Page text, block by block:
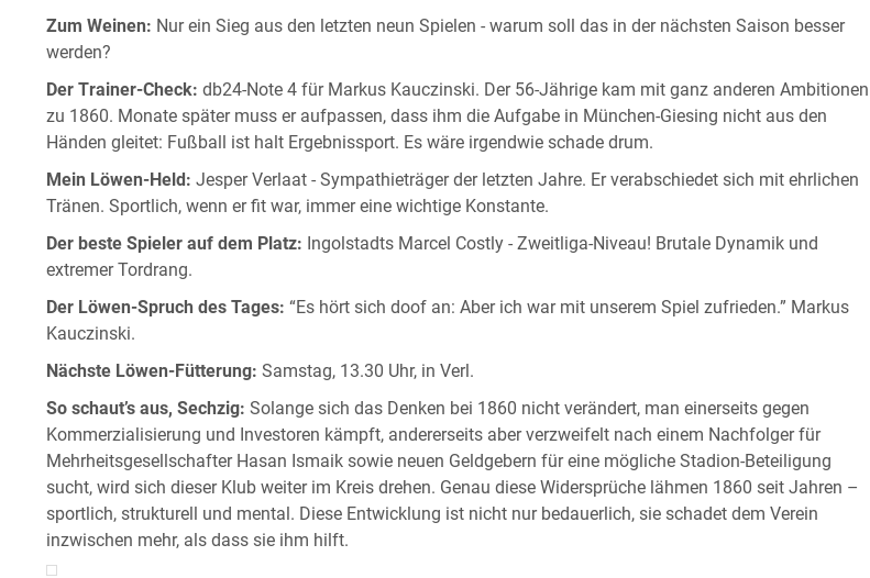
Zum Weinen: Nur ein Sieg aus den letzten neun Spielen - warum soll das in der nächsten Saison besser
werden?
Der Trainer-Check: db24-Note 4 für Markus Kauczinski. Der 56-Jährige kam mit ganz anderen Ambitionen
zu 1860. Monate später muss er aufpassen, dass ihm die Aufgabe in München-Giesing nicht aus den
Händen gleitet: Fußball ist halt Ergebnissport. Es wäre irgendwie schade drum.
Mein Löwen-Held: Jesper Verlaat - Sympathieträger der letzten Jahre. Er verabschiedet sich mit ehrlichen
Tränen. Sportlich, wenn er fit war, immer eine wichtige Konstante.
Der beste Spieler auf dem Platz: Ingolstadts Marcel Costly - Zweitliga-Niveau! Brutale Dynamik und
extremer Tordrang.
Der Löwen-Spruch des Tages: “Es hört sich doof an: Aber ich war mit unserem Spiel zufrieden.” Markus
Kauczinski.
Nächste Löwen-Fütterung: Samstag, 13.30 Uhr, in Verl.
So schaut’s aus, Sechzig: Solange sich das Denken bei 1860 nicht verändert, man einerseits gegen
Kommerzialisierung und Investoren kämpft, andererseits aber verzweifelt nach einem Nachfolger für
Mehrheitsgesellschafter Hasan Ismaik sowie neuen Geldgebern für eine mögliche Stadion-Beteiligung
sucht, wird sich dieser Klub weiter im Kreis drehen. Genau diese Widersprüche lähmen 1860 seit Jahren –
sportlich, strukturell und mental. Diese Entwicklung ist nicht nur bedauerlich, sie schadet dem Verein
inzwischen mehr, als dass sie ihm hilft.